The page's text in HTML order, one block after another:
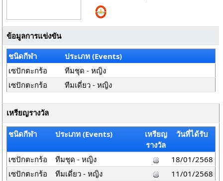
ข้อมูลการแข่งขัน
ชนิดกีฬา
ประเภท (Events)
เซปักตะกร้อ
ทีมชุด - หญิง
เซปักตะกร้อ
ทีมเดี่ยว - หญิง
เหรียญรางวัล
ชนิดกีฬา ประเภท (Events)
เหรียญ
รางวัล
วันที่ได้รับ
เซปักตะกร้อ ทีมชุด - หญิง
18/01/2568
เซปักตะกร้อ
ทีมเดี่ยว - หญิง 11/01/2568